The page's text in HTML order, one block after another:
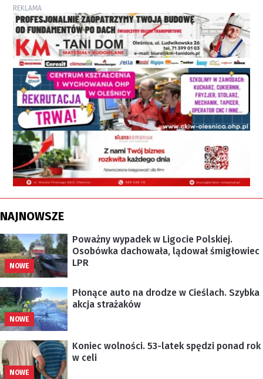
REKLAMA
NAJNOWSZE
NOWE
Poważny wypadek w Ligocie Polskiej.
Osobówka dachowała, lądował śmigłowiec
LPR
NOWE
Płonące auto na drodze w Cieślach. Szybka
akcja strażaków
NOWE
Koniec wolności. 53-latek spędzi ponad rok
w celi